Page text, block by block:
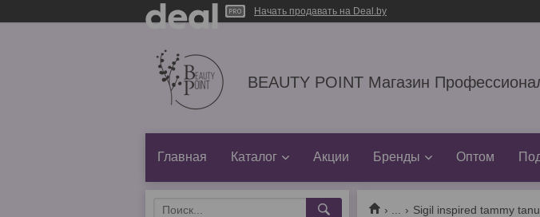
Начать продавать на Deal.by
BEAUTY POINT Магазин
Главная Каталог Акции Бренды Оптом
Sigil inspired tammy